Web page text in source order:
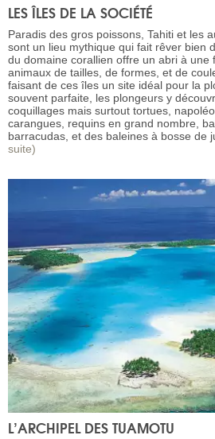
LES ÎLES DE LA SOCIÉTÉ
Paradis des gros poissons, Tahiti et les
sont un lieu mythique qui fait rêver bien
du domaine corallien offre un abri à une
animaux de tailles, de formes, et de
faisant de ces îles un site idéal pour la
souvent parfaite, les plongeurs y
coquillages mais surtout tortues,
carangues, requins en grand nombre,
barracudas, et des baleines à bosse de
suite)
L’ARCHIPEL DES TUAMOTU